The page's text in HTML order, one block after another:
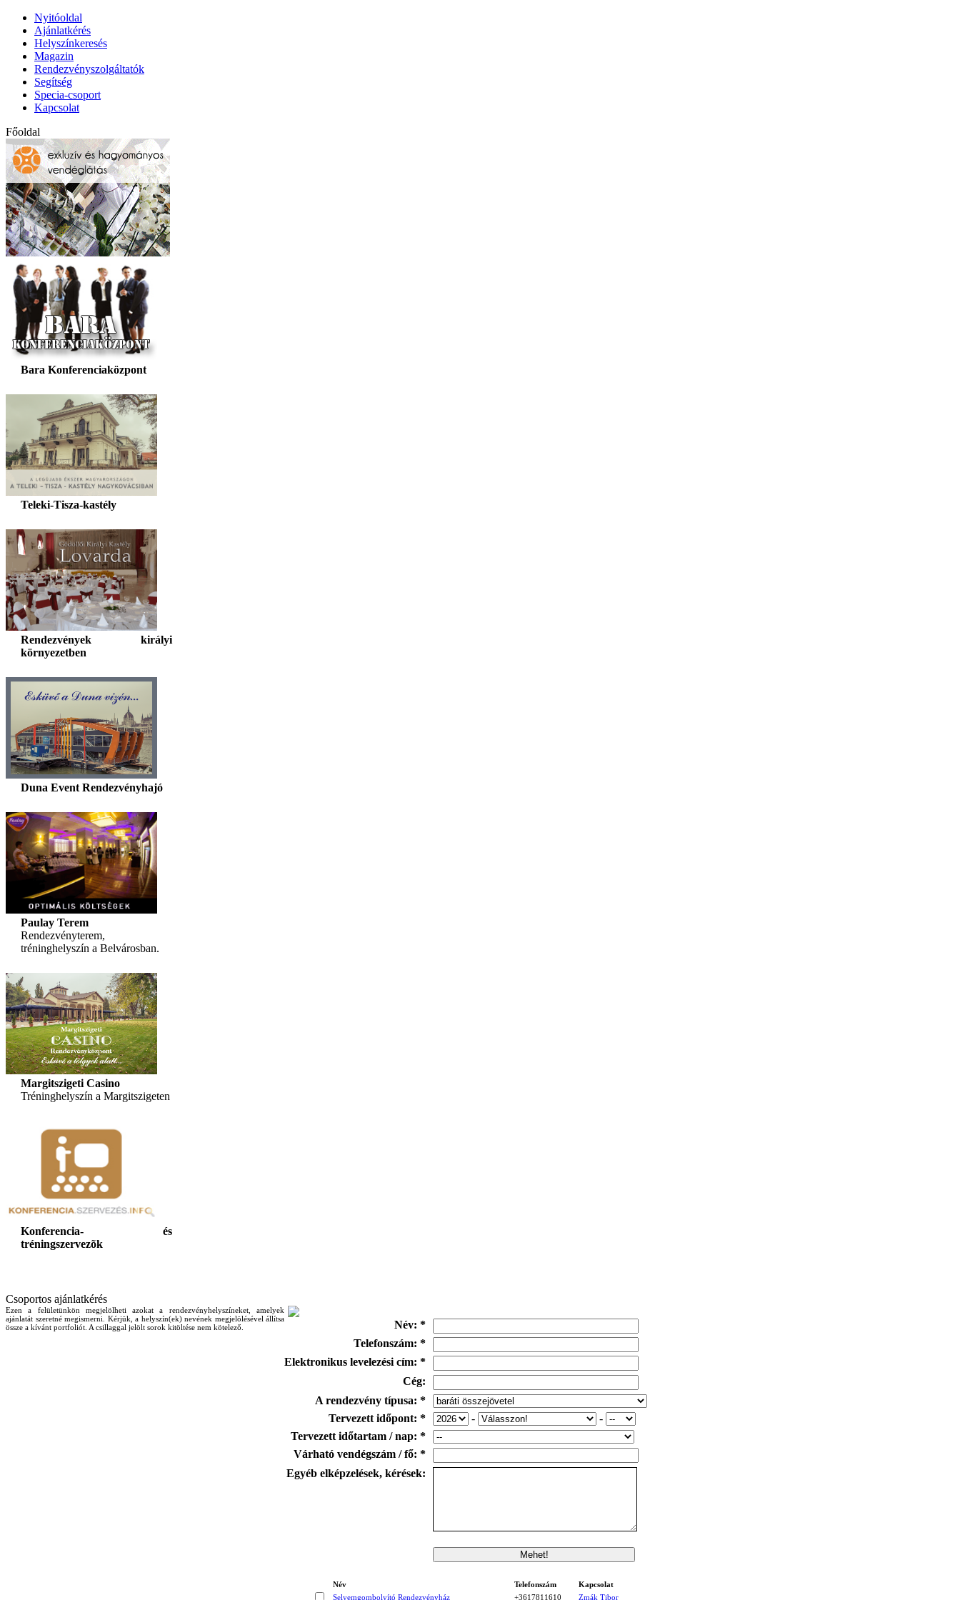
Nyitóoldal
Ajánlatkérés
Helyszínkeresés
Magazin
Rendezvényszolgáltatók
Segítség
Specia-csoport
Kapcsolat
Főoldal
Bara Konferenciaközpont
Teleki-Tisza-kastély
Rendezvények királyi
környezetben
Duna Event Rendezvényhajó
Paulay Terem
Rendezvényterem,
tréninghelyszín a Belvárosban.
Margitszigeti Casino
Tréninghelyszín a Margitszigeten
Konferencia- és
tréningszervezõk
Csoportos ajánlatkérés
Ezen a felületünkön megjelölheti azokat a rendezvényhelyszíneket, amelyek
ajánlatát szeretné megismerni. Kérjük, a helyszín(ek) nevének megjelölésével állítsa
össze a kívánt portfoliót. A csillaggal jelölt sorok kitöltése nem kötelező.
Név: *
Telefonszám: *
Elektronikus levelezési cím: *
Cég:
A rendezvény típusa: *
Tervezett időpont: *
-
-
Tervezett időtartam / nap: *
Várható vendégszám / fő: *
Egyéb elképzelések, kérések:
Név Telefonszám
Kapcsolat
Selyemgombolyító Rendezvényház
+3617811610
Zmák Tibor